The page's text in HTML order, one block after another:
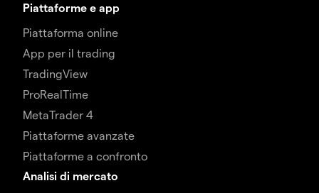
Piattaforme e app
Piattaforma online
App per il trading
TradingView
ProRealTime
MetaTrader 4
Piattaforme avanzate
Piattaforme a confronto
Analisi di mercato